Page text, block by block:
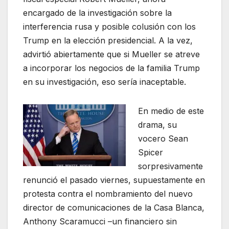
encargado de la investigación sobre la
interferencia rusa y posible colusión con los
Trump en la elección presidencial. A la vez,
advirtió abiertamente que si Mueller se atreve
a incorporar los negocios de la familia Trump
en su investigación, eso sería inaceptable.
En medio de este
drama, su
vocero Sean
Spicer
sorpresivamente
renunció el pasado viernes, supuestamente en
protesta contra el nombramiento del nuevo
director de comunicaciones de la Casa Blanca,
Anthony Scaramucci –un financiero sin